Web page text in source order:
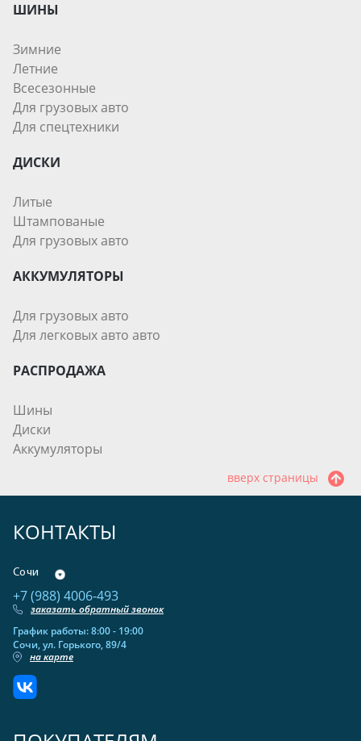
ШИНЫ
Зимние
Летние
Всесезонные
Для грузовых авто
Для спецтехники
ДИСКИ
Литые
Штампованые
Для грузовых авто
АККУМУЛЯТОРЫ
Для грузовых авто
Для легковых авто авто
РАСПРОДАЖА
Шины
Диски
Аккумуляторы
вверх страницы
КОНТАКТЫ
Сочи
+7 (988) 4006-493
заказать обратный звонок
График работы: 8:00 - 19:00
Сочи, ул. Горького, 89/4
на карте